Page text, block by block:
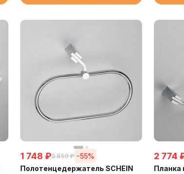
1 748 ₽3 850 ₽ -55%
Полотенцедержатель SCHEIN
2 774
Планка